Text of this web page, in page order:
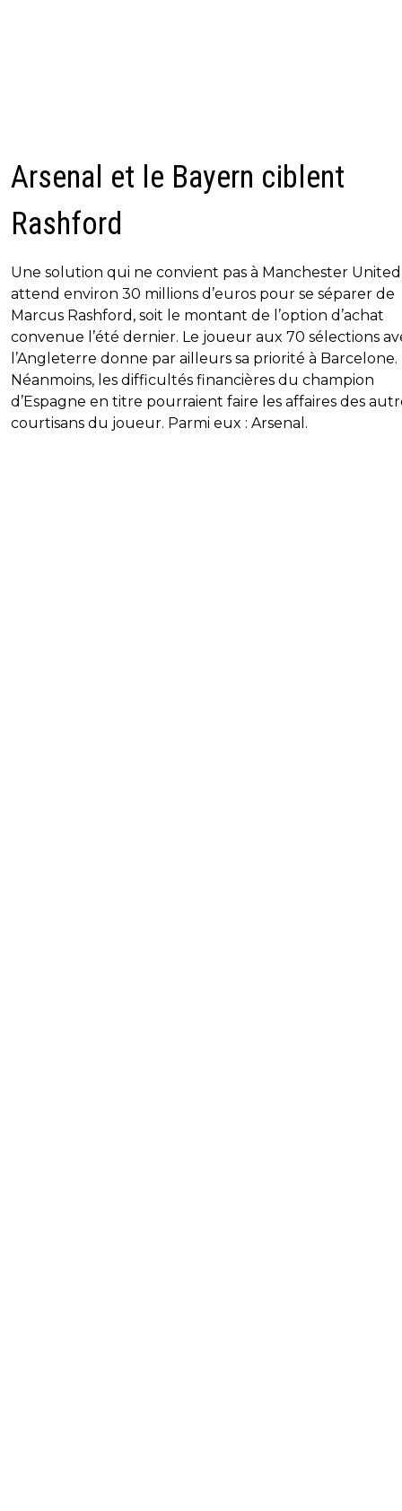
Arsenal et le Bayern ciblent
Rashford
Une solution qui ne convient pas à Manchester
attend environ 30 millions d’euros pour se séparer de
Marcus Rashford, soit le montant de l’option d’achat
convenue l’été dernier. Le joueur aux 70 sélections
l’Angleterre donne par ailleurs sa priorité à Barcelone.
Néanmoins, les difficultés financières du champion
d’Espagne en titre pourraient faire les affaires des
courtisans du joueur. Parmi eux : Arsenal.